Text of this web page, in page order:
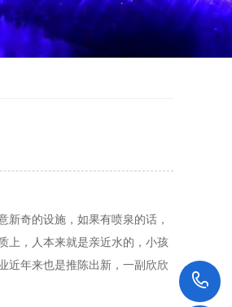
奇的设施，如果有喷泉的话，
上，人本来就是亲近水的，小孩
近年来也是推陈出新，一副欣欣